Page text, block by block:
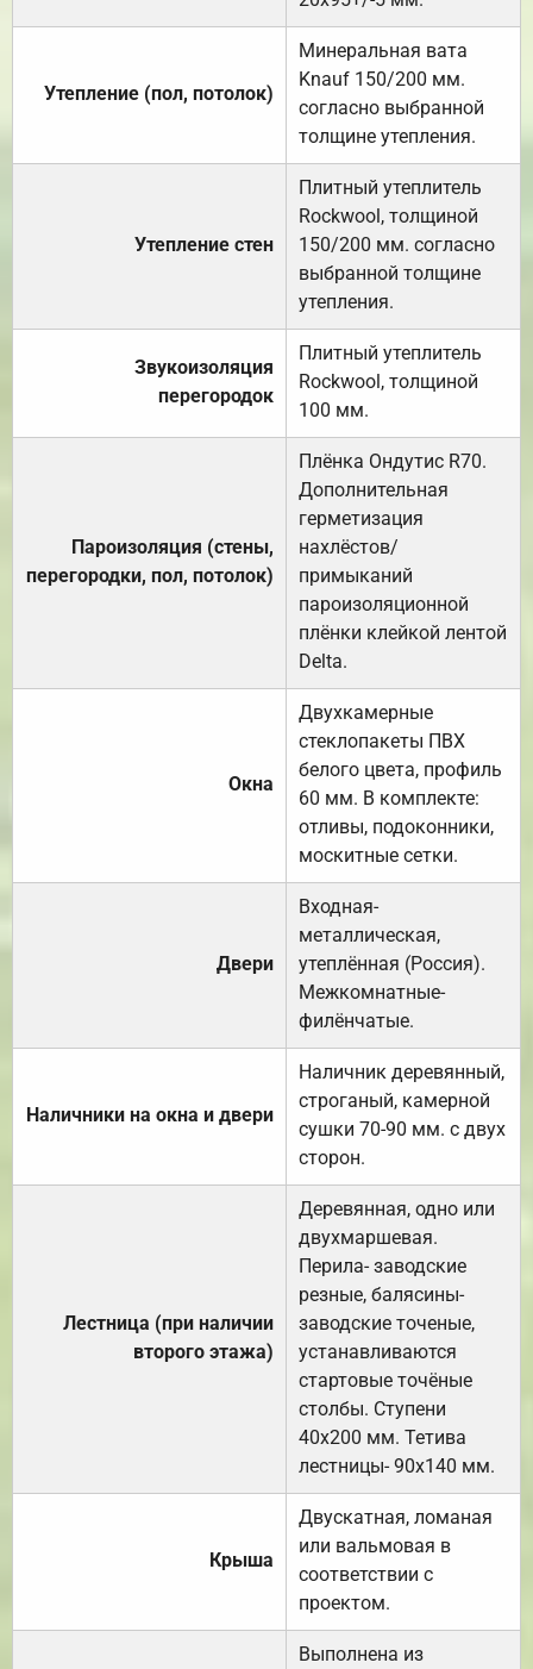
Утепление (пол, потолок)
Минеральная вата
Knauf 150/200 мм.
согласно выбранной
толщине утепления.
Утепление стен
Плитный утеплитель
Rockwool, толщиной
150/200 мм. согласно
выбранной толщине
утепления.
Звукоизоляция
перегородок
Плитный утеплитель
Rockwool, толщиной
100 мм.
Пароизоляция (стены,
перегородки, пол, потолок)
Плёнка Ондутис R70.
Дополнительная
герметизация
нахлёстов/
примыканий
пароизоляционной
плёнки клейкой лентой
Delta.
Окна
Двухкамерные
стеклопакеты ПВХ
белого цвета, профиль
60 мм. В комплекте:
отливы, подоконники,
москитные сетки.
Двери
Входная-
металлическая,
утеплённая (Россия).
Межкомнатные-
филёнчатые.
Наличники на окна и двери
Наличник деревянный,
строганый, камерной
сушки 70-90 мм. с двух
сторон.
Лестница (при наличии
второго этажа)
Деревянная, одно или
двухмаршевая.
Перила- заводские
резные, балясины-
заводские точеные,
устанавливаются
стартовые точёные
столбы. Ступени
40х200 мм. Тетива
лестницы- 90х140 мм.
Крыша
Двускатная, ломаная
или вальмовая в
соответствии с
проектом.
Выполнена из